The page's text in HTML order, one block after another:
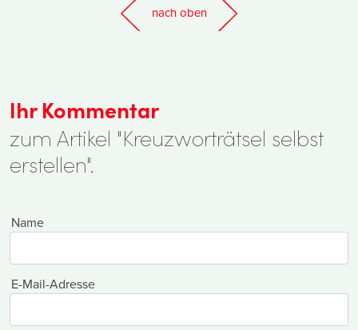
nach oben
Ihr Kommentar
zum Artikel "Kreuzworträtsel selbst
erstellen".
Name
E-Mail-Adresse